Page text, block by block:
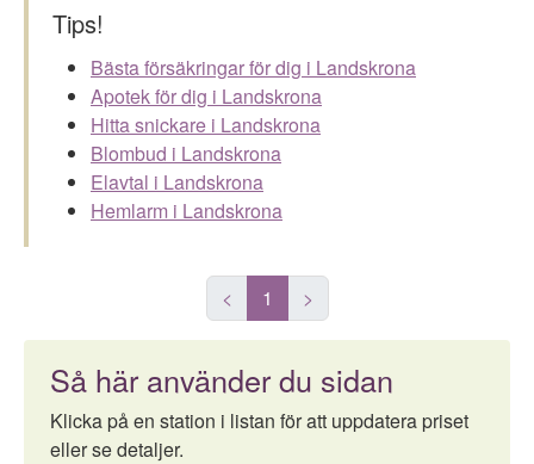
Tips!
Bästa försäkringar för dig i Landskrona
Apotek för dig i Landskrona
Hitta snickare i Landskrona
Blombud i Landskrona
Elavtal i Landskrona
Hemlarm i Landskrona
< 1 >
Så här använder du sidan
Klicka på en station i listan för att uppdatera priset
eller se detaljer.